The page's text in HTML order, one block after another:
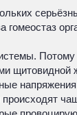
гомеостаз
щитовидной